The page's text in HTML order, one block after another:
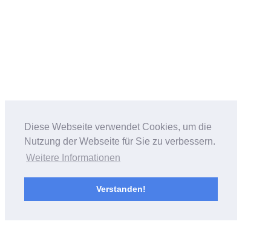
Diese Webseite verwendet Cookies, um die
Nutzung der Webseite für Sie zu verbessern.
Weitere Informationen
Verstanden!